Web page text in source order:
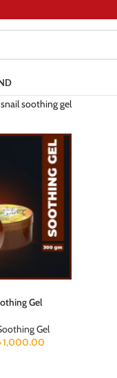
soothing gel
Gel
Gel
1,000.00